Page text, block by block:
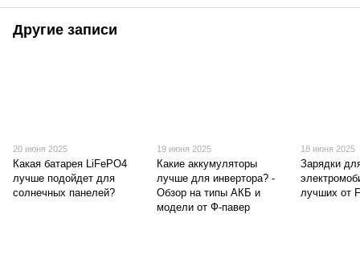
Другие записи
20 июня 2025
Какая батарея LiFePO4
лучше подойдет для
солнечных панелей?
19 июня 2025
Какие аккумуляторы
лучше для инвертора? -
Обзор на типы АКБ и
модели от Ф-павер
18 июня 2025
Зарядки
лучших от